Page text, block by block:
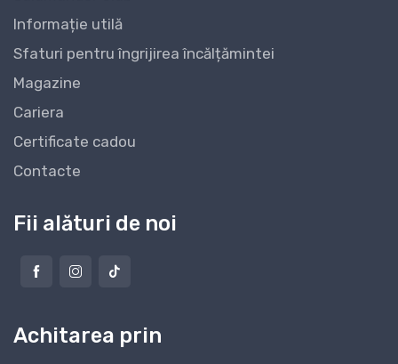
Informație utilă
Sfaturi pentru îngrijirea încălțămintei
Magazine
Cariera
Certificate cadou
Contacte
Fii alături de noi
Achitarea prin